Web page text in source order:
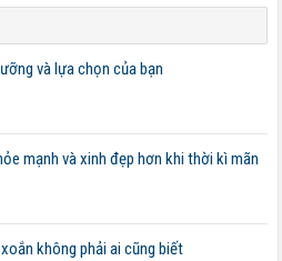
và lựa chọn của bạn
mạnh và xinh đẹp hơn khi thời kì mãn
không phải ai cũng biết